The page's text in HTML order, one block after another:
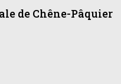
de Chêne-Pâquier